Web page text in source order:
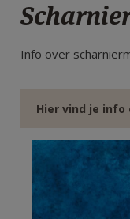
Info over
Hier vind je